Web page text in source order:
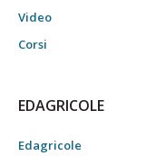
Video
Corsi
EDAGRICOLE
Edagricole